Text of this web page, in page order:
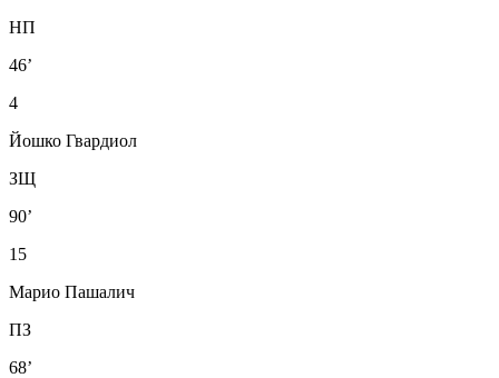
НП
46’
4
Йошко Гвардиол
ЗЩ
90’
15
Марио Пашалич
ПЗ
68’